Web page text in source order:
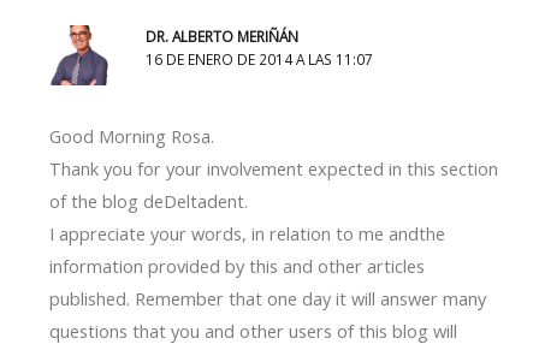
DR. ALBERTO MERIÑÁN
16 DE ENERO DE 2014 A LAS 11:07
Good Morning Rosa.
Thank you for your involvement expected in this section
of the blog deDeltadent.
I appreciate your words, in relation to me andthe
information provided by this and other articles
published. Remember that one day it will answer many
questions that you and other users of this blog will